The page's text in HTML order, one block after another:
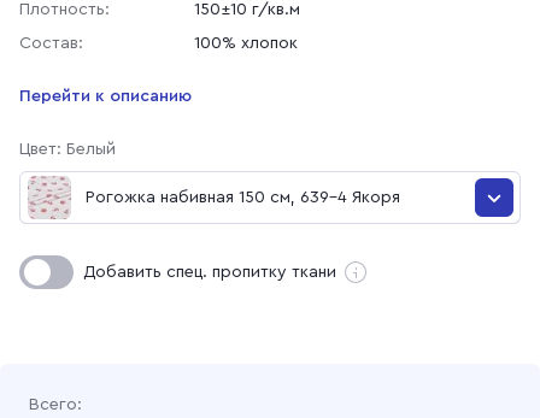
Плотность:
150±10 г/кв.м
Состав:
100% хлопок
Перейти к описанию
Цвет: Белый
Рогожка набивная 150 см, 639-4 Якоря
Рогожка набивная 150 см, 639-4 Якоря
Добавить спец. пропитку ткани
Всего: